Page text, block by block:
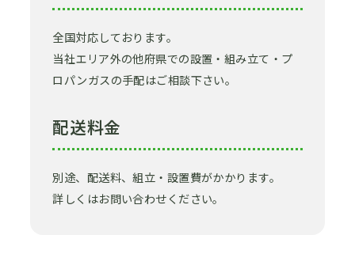
全国対応しております。
当社エリア外の他府県での設置・組み立て・プ
ロパンガスの手配はご相談下さい。
配送料金
別途、配送料、組立・設置費がかかります。
詳しくはお問い合わせください。